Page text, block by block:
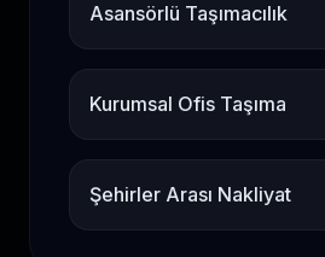
Asansörlü Taşımacılık
Kurumsal Ofis Taşıma
Şehirler Arası Nakliyat